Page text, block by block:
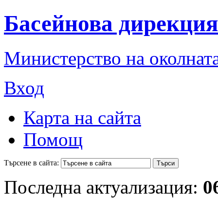
Басейнова
Министерство на
Вход
Карта на сайта
Помощ
Търсене в сайта:
Последна актуализация: